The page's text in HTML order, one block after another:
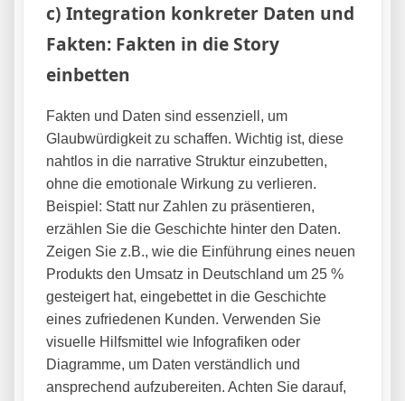
c) Integration konkreter Daten und
Fakten: Fakten in die Story
einbetten
Fakten und Daten sind essenziell, um
Glaubwürdigkeit zu schaffen. Wichtig ist, diese
nahtlos in die narrative Struktur einzubetten,
ohne die emotionale Wirkung zu verlieren.
Beispiel: Statt nur Zahlen zu präsentieren,
erzählen Sie die Geschichte hinter den Daten.
Zeigen Sie z.B., wie die Einführung eines neuen
Produkts den Umsatz in Deutschland um 25 %
gesteigert hat, eingebettet in die Geschichte
eines zufriedenen Kunden. Verwenden Sie
visuelle Hilfsmittel wie Infografiken oder
Diagramme, um Daten verständlich und
ansprechend aufzubereiten. Achten Sie darauf,